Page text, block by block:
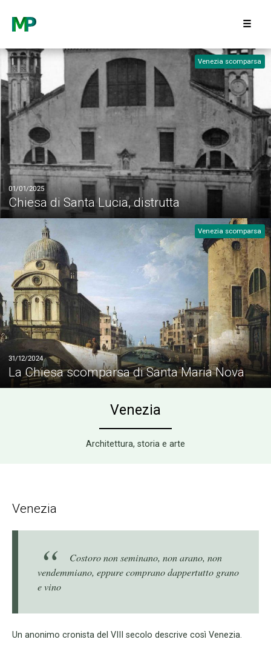
☰
Architetture
22/03/2025
Palazzo Labia
Architetti Veneziani
05/01/2025
Storia chiesa gesuiti
Venezia scomparsa
01/01/2025
Chiesa di Santa Lucia, distrutta
Venezia scomparsa
31/12/2024
La Chiesa scomparsa di Santa Maria Nova
Venezia
Architettura, storia e arte
Venezia
Costoro non seminano, non arano, non
vendemmiano, eppure comprano dappertutto grano
e vino
Un anonimo cronista del VIII secolo descrive così Venezia.